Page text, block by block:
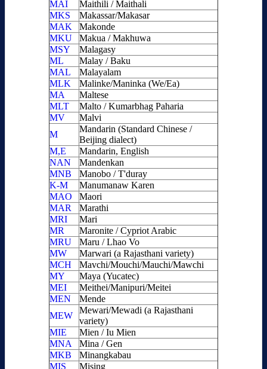
MAI
Maithili / Maithali
MKS
Makassar/Makasar
MAK
Makonde
MKU
Makua / Makhuwa
MSY
Malagasy
ML
Malay / Baku
MAL
Malayalam
MLK
Malinke/Maninka (We/Ea)
MA
Maltese
MLT
Malto / Kumarbhag Paharia
MV
Malvi
M
Mandarin (Standard Chinese /
Beijing dialect)
M,E
Mandarin, English
NAN
Mandenkan
MNB
Manobo / T'duray
K-M
Manumanaw Karen
MAO
Maori
MAR
Marathi
MRI
Mari
MR
Maronite / Cypriot Arabic
MRU
Maru / Lhao Vo
MW
Marwari (a Rajasthani variety)
MCH
Mavchi/Mouchi/Mauchi/Mawchi
MY
Maya (Yucatec)
MEI
Meithei/Manipuri/Meitei
MEN
Mende
MEW
Mewari/Mewadi (a Rajasthani
variety)
MIE
Mien / Iu Mien
MNA
Mina / Gen
MKB
Minangkabau
MIS
Mising